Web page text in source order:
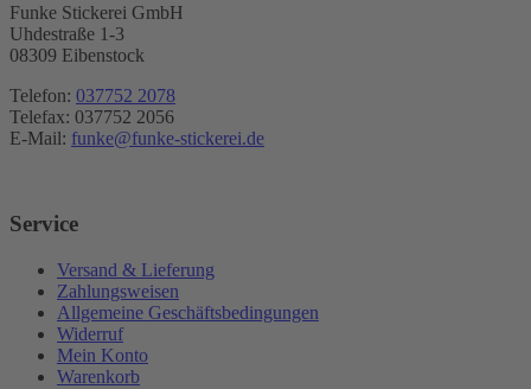
Funke Stickerei GmbH
Uhdestraße 1-3
08309 Eibenstock
Telefon: 037752 2078
Telefax: 037752 2056
E-Mail: funke@funke-stickerei.de
Service
Versand & Lieferung
Zahlungsweisen
Allgemeine Geschäftsbedingungen
Widerruf
Mein Konto
Warenkorb